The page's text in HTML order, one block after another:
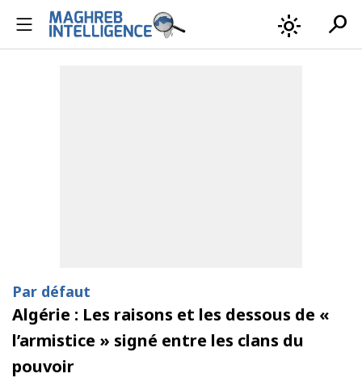
light_mode search
Par défaut
Algérie : Les raisons et les dessous de «
l’armistice » signé entre les clans du
pouvoir